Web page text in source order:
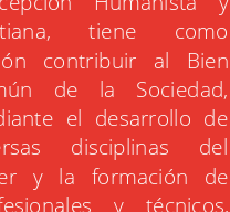
tiene
como
contribuir   al   Bien
de   la   Sociedad,
el  desarrollo  de
disciplinas
del
y   la   formación   de
y    técnicos,